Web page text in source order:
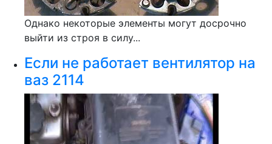
Однако некоторые элементы могут досрочно
выйти из строя в силу...
Если не работает вентилятор на
ваз 2114